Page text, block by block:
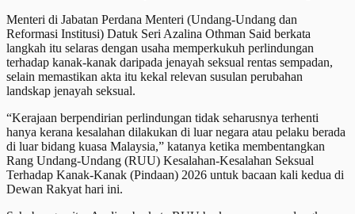
Menteri di Jabatan Perdana Menteri (Undang-Undang dan
Reformasi Institusi) Datuk Seri Azalina Othman Said berkata
langkah itu selaras dengan usaha memperkukuh perlindungan
terhadap kanak-kanak daripada jenayah seksual rentas sempadan,
selain memastikan akta itu kekal relevan susulan perubahan
landskap jenayah seksual.
“Kerajaan berpendirian perlindungan tidak seharusnya terhenti
hanya kerana kesalahan dilakukan di luar negara atau pelaku berada
di luar bidang kuasa Malaysia,” katanya ketika membentangkan
Rang Undang-Undang (RUU) Kesalahan-Kesalahan Seksual
Terhadap Kanak-Kanak (Pindaan) 2026 untuk bacaan kali kedua di
Dewan Rakyat hari ini.